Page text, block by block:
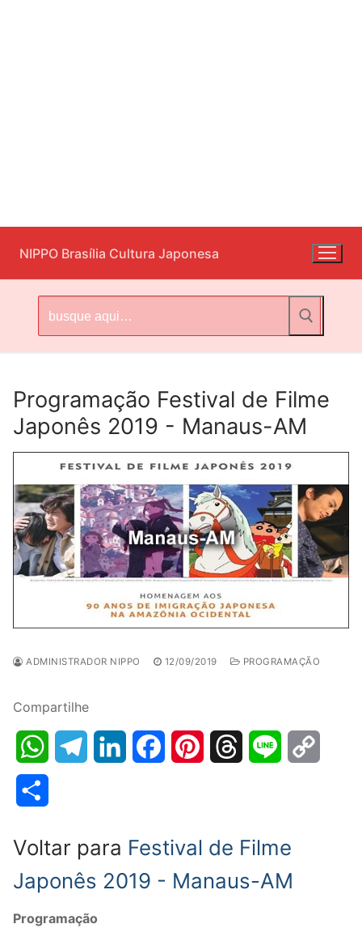
para
o
conteúdo
NIPPO Brasília Cultura Japonesa
por:
Programação Festival de Filme
Japonês 2019 - Manaus-AM
ADMINISTRADOR NIPPO 12/09/2019 PROGRAMAÇÃO
Compartilhe
WhatsAppTelegramLinkedInFacebookPinterestThreads Line
Voltar para Festival de Filme
Japonês 2019 - Manaus-AM
Programação